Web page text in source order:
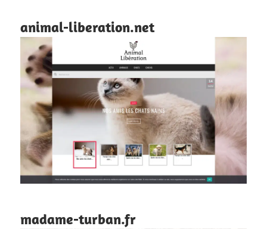
animal-liberation.net
madame-turban.fr